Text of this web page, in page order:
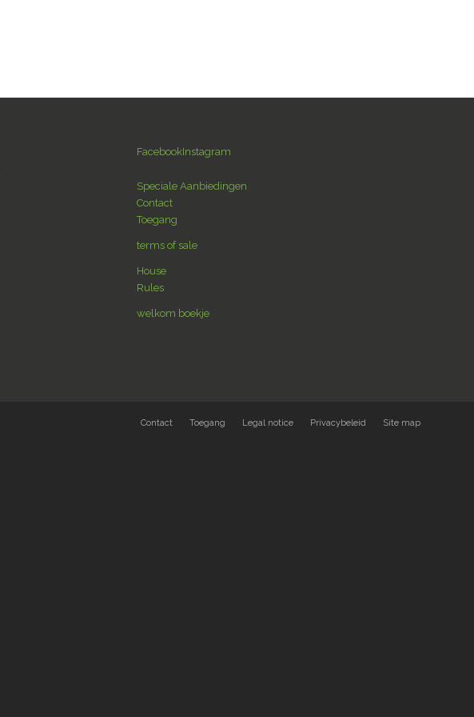
FacebookInstagram
Speciale Aanbiedingen
Contact
Toegang
terms of sale
House
Rules
welkom boekje
Contact Toegang Legal notice Privacybeleid Site map